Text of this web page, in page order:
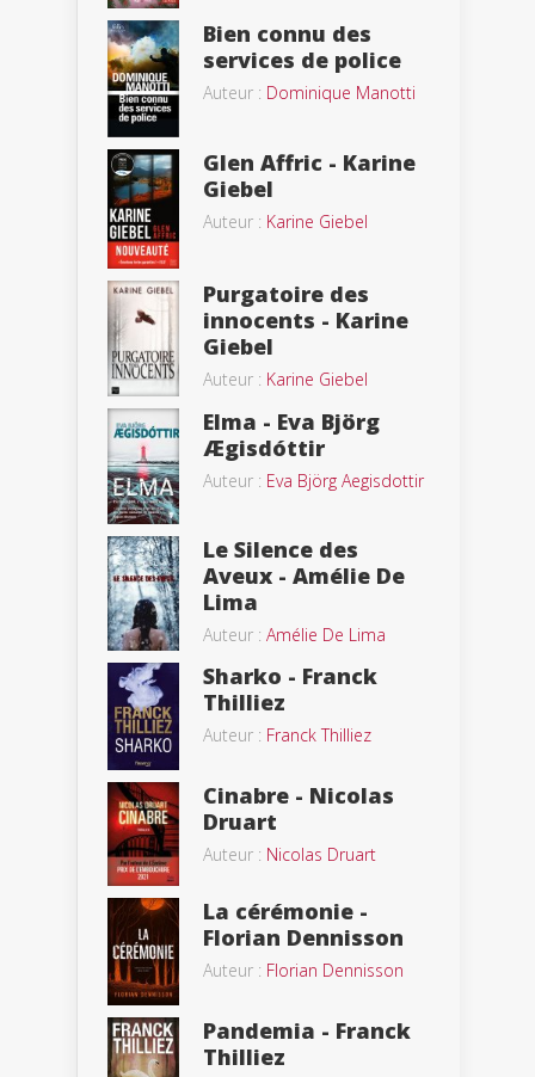
Bien connu des
services de police
Auteur : Dominique Manotti
Glen Affric - Karine
Giebel
Auteur : Karine Giebel
Purgatoire des
innocents - Karine
Giebel
Auteur : Karine Giebel
Elma - Eva Björg
Ægisdóttir
Auteur : Eva Björg Aegisdottir
Le Silence des
Aveux - Amélie De
Lima
Auteur : Amélie De Lima
Sharko - Franck
Thilliez
Auteur : Franck Thilliez
Cinabre - Nicolas
Druart
Auteur : Nicolas Druart
La cérémonie -
Florian Dennisson
Auteur : Florian Dennisson
Pandemia - Franck
Thilliez